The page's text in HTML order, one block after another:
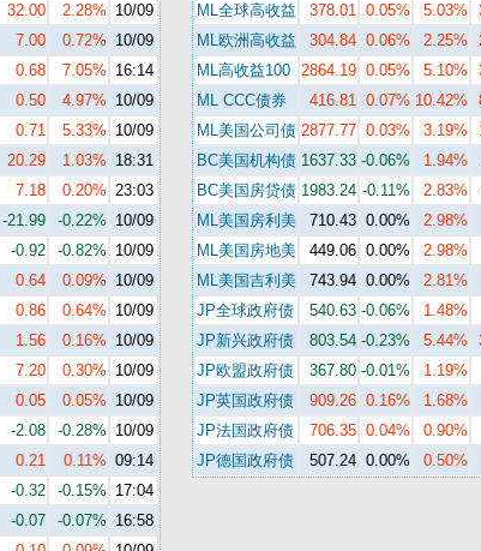
32.00 2.28% 10/09
7.00 0.72% 10/09
0.68 7.05% 16:14
0.50 4.97% 10/09
0.71 5.33% 10/09
20.29 1.03% 18:31
7.18 0.20% 23:03
-21.99 -0.22% 10/09
-0.92 -0.82% 10/09
0.64 0.09% 10/09
0.86 0.64% 10/09
1.56 0.16% 10/09
7.20 0.30% 10/09
0.05 0.05% 10/09
-2.08 -0.28% 10/09
0.21 0.11% 09:14
-0.32 -0.15% 17:04
-0.07 -0.07% 16:58
ML全球高收益
378.01 0.05% 5.03%
ML欧洲高收益
304.84 0.06% 2.25%
ML高收益100 2864.19 0.05% 5.10%
ML CCC债券
416.81 0.07% 10.42%
ML美国公司债 2877.77 0.03% 3.19%
BC美国机构债 1637.33 -0.06% 1.94%
BC美国房贷债 1983.24 -0.11% 2.83%
ML美国房利美
710.43 0.00% 2.98%
ML美国房地美
449.06 0.00% 2.98%
ML美国吉利美
743.94 0.00% 2.81%
JP全球政府债
540.63 -0.06% 1.48%
JP新兴政府债
803.54 -0.23% 5.44%
JP欧盟政府债
367.80 -0.01% 1.19%
JP英国政府债
909.26 0.16% 1.68%
JP法国政府债
706.35 0.04% 0.90%
JP德国政府债
507.24 0.00% 0.50%